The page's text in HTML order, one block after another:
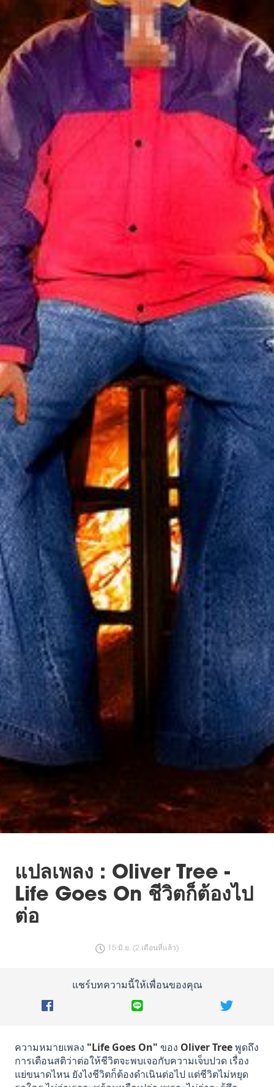
แปลเพลง : Oliver Tree -
Life Goes On ชีวิตก็ต้องไป
ต่อ
15 มิ.ย. (2 เดือนที่แล้ว)
แชร์บทความนี้ให้เพื่อนของคุณ
ความหมายเพลง "Life Goes On" ของ Oliver Treeพูดถึง
การเตือนสติว่าต่อให้ชีวิตจะพบเจอกับความเจ็บปวด เรื่อง
แย่ขนาดไหน ยังไงชีวิตก็ต้องดำเนินต่อไป แต่ชีวิตไม่หยุด